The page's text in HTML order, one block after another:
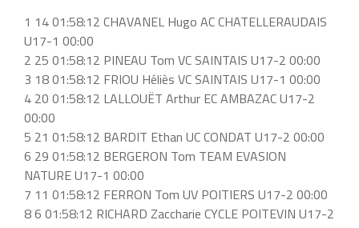
1 14 01:58:12 CHAVANEL Hugo AC CHATELLERAUDAIS
U17-1 00:00
2 25 01:58:12 PINEAU Tom VC SAINTAIS U17-2 00:00
3 18 01:58:12 FRIOU Héliès VC SAINTAIS U17-1 00:00
4 20 01:58:12 LALLOUËT Arthur EC AMBAZAC U17-2
00:00
5 21 01:58:12 BARDIT Ethan UC CONDAT U17-2 00:00
6 29 01:58:12 BERGERON Tom TEAM EVASION
NATURE U17-1 00:00
7 11 01:58:12 FERRON Tom UV POITIERS U17-2 00:00
8 6 01:58:12 RICHARD Zaccharie CYCLE POITEVIN U17-2